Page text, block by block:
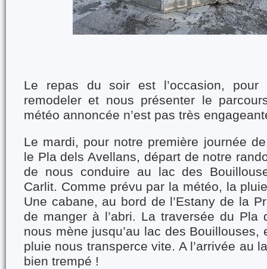
Le repas du soir est l’occasion, pour
remodeler et nous présenter le
météo annoncée n’est pas très
Le mardi, pour notre première journée
le Pla dels Avellans, départ de notre
de nous conduire au lac des
Carlit. Comme prévu par la météo, la
Une cabane, au bord de l’Estany de la
de manger à l’abri. La traversée du Pla
nous mène jusqu’au lac des Bouillouses,
pluie nous transperce vite. A l’arrivée au
bien trempé !